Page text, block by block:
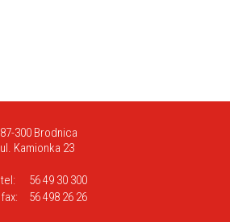
87-300 Brodnica
ul. Kamionka 23
tel:
56 49 30 300
fax:
56 498 26 26